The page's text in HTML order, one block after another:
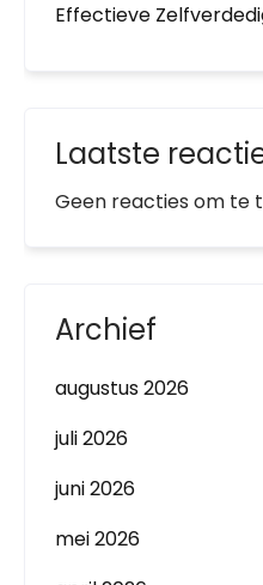
Effectieve
Laatste
Geen reacties om te
Archief
augustus 2026
juli 2026
juni 2026
mei 2026